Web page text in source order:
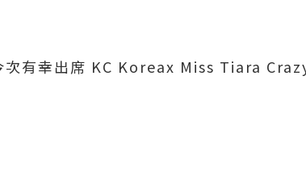
有幸出席 KC Koreax Miss Tiara